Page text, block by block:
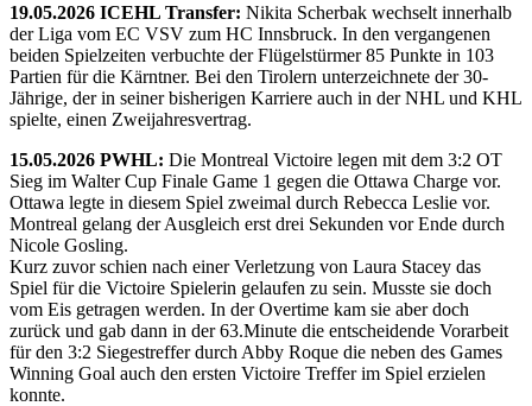
19.05.2026 ICEHL Transfer: Nikita Scherbak wechselt innerhalb
der Liga vom EC VSV zum HC Innsbruck. In den vergangenen
beiden Spielzeiten verbuchte der Flügelstürmer 85 Punkte in 103
Partien für die Kärntner. Bei den Tirolern unterzeichnete der 30-
Jährige, der in seiner bisherigen Karriere auch in der NHL und KHL
spielte, einen Zweijahresvertrag.
15.05.2026 PWHL: Die Montreal Victoire legen mit dem 3:2 OT
Sieg im Walter Cup Finale Game 1 gegen die Ottawa Charge vor.
Ottawa legte in diesem Spiel zweimal durch Rebecca Leslie vor.
Montreal gelang der Ausgleich erst drei Sekunden vor Ende durch
Nicole Gosling.
Kurz zuvor schien nach einer Verletzung von Laura Stacey das
Spiel für die Victoire Spielerin gelaufen zu sein. Musste sie doch
vom Eis getragen werden. In der Overtime kam sie aber doch
zurück und gab dann in der 63.Minute die entscheidende Vorarbeit
für den 3:2 Siegestreffer durch Abby Roque die neben des Games
Winning Goal auch den ersten Victoire Treffer im Spiel erzielen
konnte.